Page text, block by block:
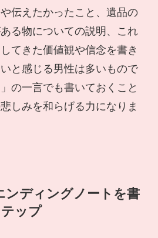
伝えたかったこと、遺品の
る物についての説明、これ
てきた価値観や信念を書き
と感じる男性は多いもので
の一言でも書いておくこと
しみを和らげる力になりま
ンディングノートを書
ップ